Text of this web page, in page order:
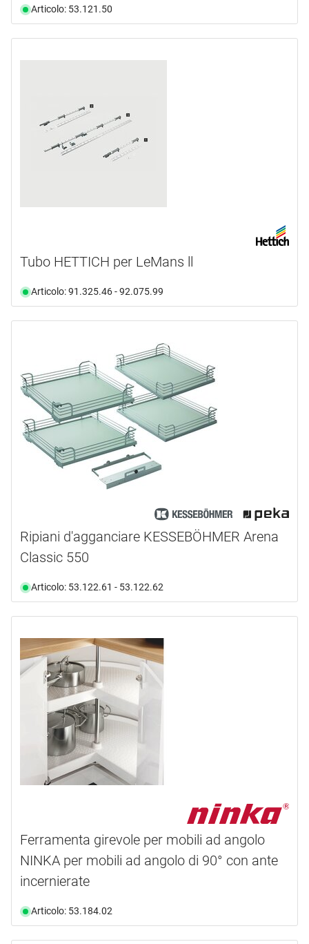
Articolo: 53.121.50
Tubo HETTICH per LeMans ll
Articolo: 91.325.46 - 92.075.99
Ripiani d'agganciare KESSEBÖHMER Arena
Classic 550
Articolo: 53.122.61 - 53.122.62
Ferramenta girevole per mobili ad angolo
NINKA per mobili ad angolo di 90° con ante
incernierate
Articolo: 53.184.02